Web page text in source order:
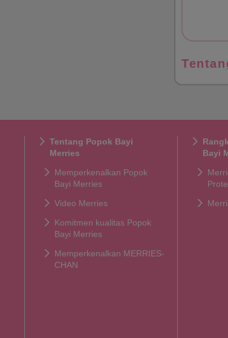
Tentang Popok Bayi
Merries
Memperkenalkan Popok
Bayi Merries
Video Merries
Komitmen kualitas Popok
Bayi Merries
Memperkenalkan MERRIES-
CHAN
Bayi